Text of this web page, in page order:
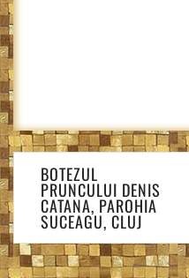
Navigare
în
articole
BOTEZUL
PRUNCULUI DENIS
CATANA, PAROHIA
SUCEAGU, CLUJ